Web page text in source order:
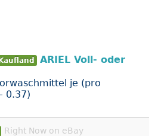
ARIEL Voll- oder
je (pro
0.37)
Right Now on eBay